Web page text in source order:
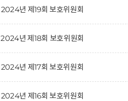
2024년 제19회 보호위원회
2024년 제18회 보호위원회
2024년 제17회 보호위원회
2024년 제16회 보호위원회